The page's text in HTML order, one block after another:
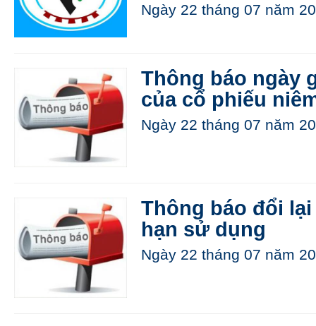
Ngày 22 tháng 07 năm
Thông báo ngày
của cổ phiếu
Ngày 22 tháng 07 năm
Thông báo đổi
hạn sử dụng
Ngày 22 tháng 07 năm